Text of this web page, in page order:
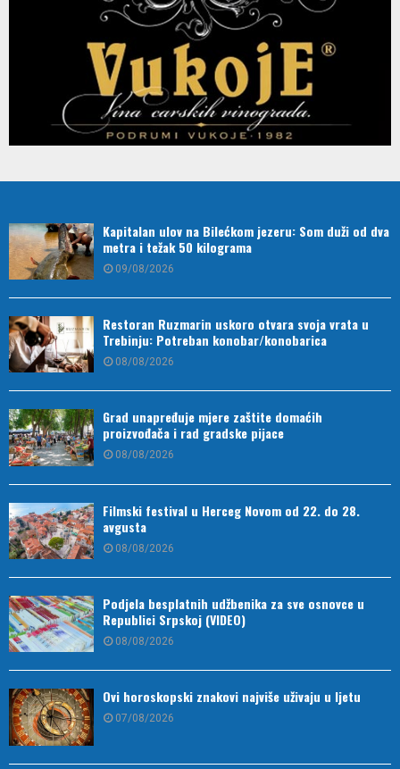
Kapitalan ulov na Bilećkom jezeru: Som duži od dva
metra i težak 50 kilograma
09/08/2026
Restoran Ruzmarin uskoro otvara svoja vrata u
Trebinju: Potreban konobar/konobarica
08/08/2026
Grad unapređuje mjere zaštite domaćih
proizvođača i rad gradske pijace
08/08/2026
Filmski festival u Herceg Novom od 22. do 28.
avgusta
08/08/2026
Podjela besplatnih udžbenika za sve osnovce u
Republici Srpskoj (VIDEO)
08/08/2026
Ovi horoskopski znakovi najviše uživaju u ljetu
07/08/2026